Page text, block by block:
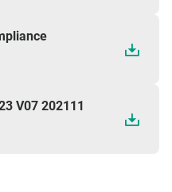
V07 202111